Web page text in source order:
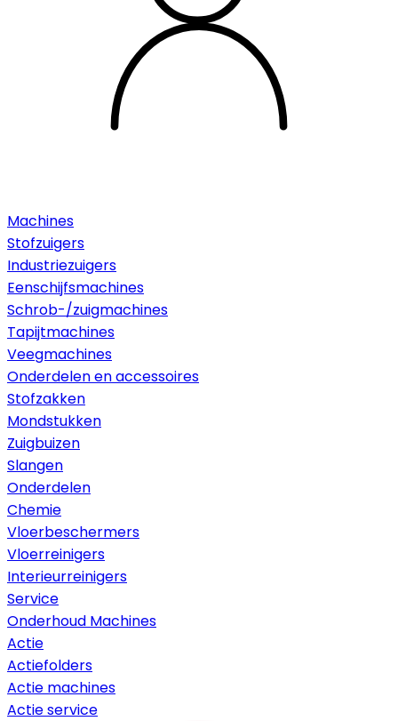
Machines
Stofzuigers
Industriezuigers
Eenschijfsmachines
Schrob-/zuigmachines
Tapijtmachines
Veegmachines
Onderdelen en accessoires
Stofzakken
Mondstukken
Zuigbuizen
Slangen
Onderdelen
Chemie
Vloerbeschermers
Vloerreinigers
Interieurreinigers
Service
Onderhoud Machines
Actie
Actiefolders
Actie machines
Actie service